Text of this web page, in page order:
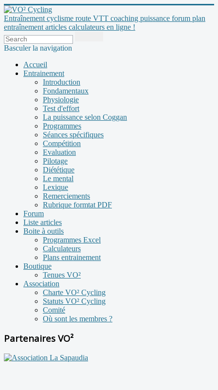
Entraînement cyclisme route VTT coaching puissance forum plan
entraînement articles calculateurs en ligne !
Basculer la navigation
Accueil
Entrainement
Introduction
Fondamentaux
Physiologie
Test d'effort
La puissance selon Coggan
Programmes
Séances spécifiques
Compétition
Evaluation
Pilotage
Diététique
Le mental
Lexique
Remerciements
Rubrique formtat PDF
Forum
Liste articles
Boite à outils
Programmes Excel
Calculateurs
Plans entrainement
Boutique
Tenues VO²
Association
Charte VO² Cycling
Statuts VO² Cycling
Comité
Où sont les membres ?
Partenaires VO²